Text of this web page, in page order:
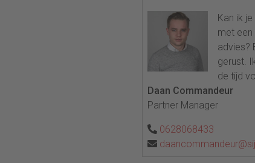
Kan ik
met
advies?
gerust.
de tijd
Daan Commandeur
Partner Manager
0628068433